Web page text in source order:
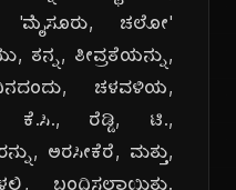
'ಮೈಸೂರು, ಚಲೋ'
ತನ್ನ, ತೀವ್ರತೆಯನ್ನು,
ಚಳವಳಿಯ,
ಕೆ.ಸಿ., ರೆಡ್ಡಿ, ಟಿ.,
ಅರಸೀಕೆರೆ, ಮತ್ತು,